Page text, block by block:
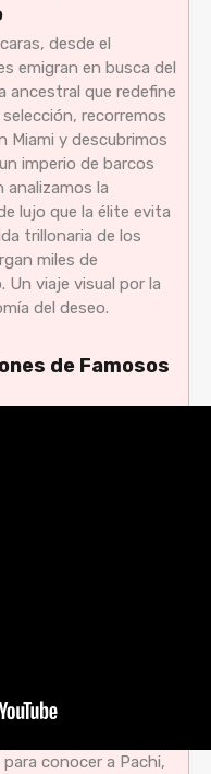
desde el
emigran en busca del
ancestral que redefine
recorremos
Miami y descubrimos
imperio de barcos
analizamos la
lujo que la élite evita
trillonaria de los
miles de
viaje visual por la
del deseo.
de Famosos
conocer a Pachi,